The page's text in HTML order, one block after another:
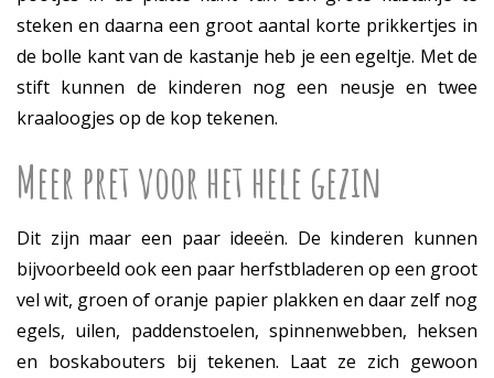
steken en daarna een groot aantal korte prikkertjes in
de bolle kant van de kastanje heb je een egeltje. Met de
stift kunnen de kinderen nog een neusje en twee
kraaloogjes op de kop tekenen.
Meer pret voor het hele gezin
Dit zijn maar een paar ideeën. De kinderen kunnen
bijvoorbeeld ook een paar herfstbladeren op een groot
vel wit, groen of oranje papier plakken en daar zelf nog
egels, uilen, paddenstoelen, spinnenwebben, heksen
en boskabouters bij tekenen. Laat ze zich gewoon